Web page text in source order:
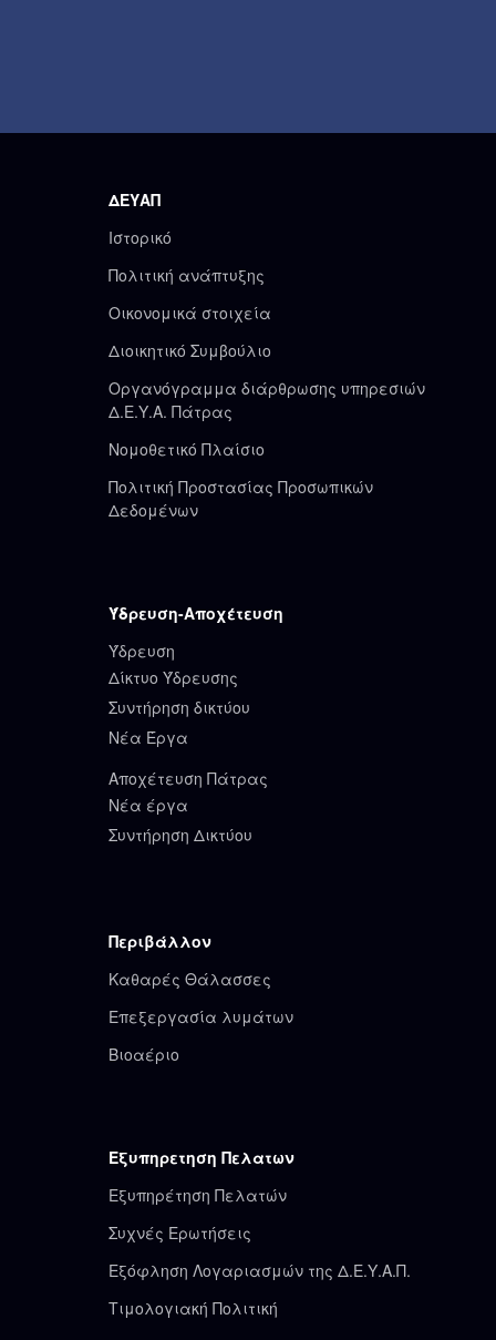
ΔΕΥΑΠ
Ιστορικό
Πολιτική ανάπτυξης
Οικονομικά στοιχεία
Διοικητικό Συμβούλιο
Οργανόγραμμα διάρθρωσης υπηρεσιών
Δ.Ε.Υ.Α. Πάτρας
Νομοθετικό Πλαίσιο
Πολιτική Προστασίας Προσωπικών
Δεδομένων
Ύδρευση-Αποχέτευση
Ύδρευση
Δίκτυο Ύδρευσης
Συντήρηση δικτύου
Νέα Έργα
Αποχέτευση Πάτρας
Νέα έργα
Συντήρηση Δικτύου
Περιβάλλον
Καθαρές Θάλασσες
Επεξεργασία λυμάτων
Βιοαέριο
Εξυπηρετηση Πελατων
Εξυπηρέτηση Πελατών
Συχνές Ερωτήσεις
Εξόφληση Λογαριασμών της Δ.Ε.Υ.Α.Π.
Τιμολογιακή Πολιτική